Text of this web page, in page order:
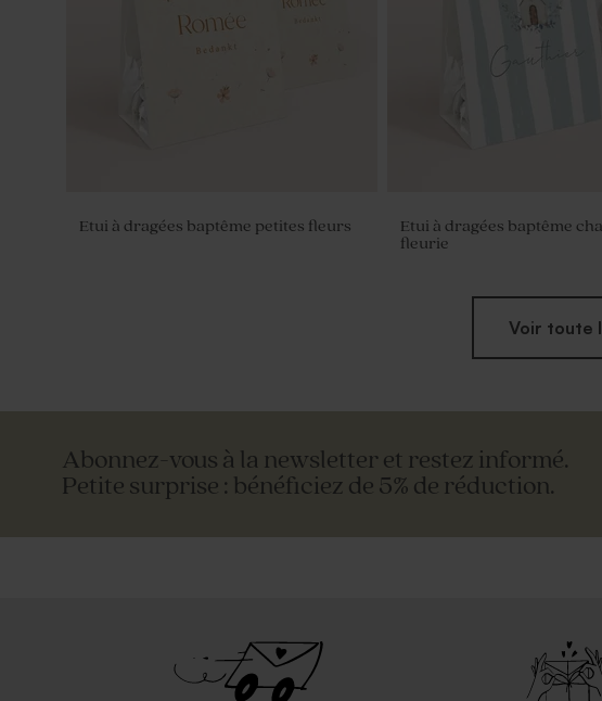
Etui à dragées baptême petites fleurs
Etui à dragées baptême
fleurie
Voir toute
Abonnez-vous à la newsletter et restez informé.
Petite surprise : bénéficiez de 5% de réduction.